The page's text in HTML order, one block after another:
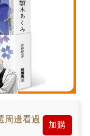
周邊看過
加購